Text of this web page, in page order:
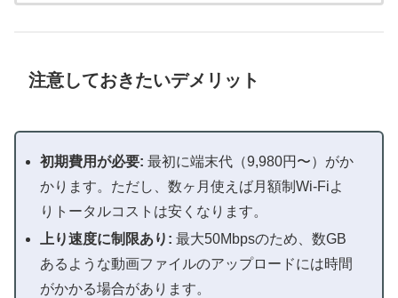
注意しておきたいデメリット
初期費用が必要: 最初に端末代（9,980円〜）がか
かります。ただし、数ヶ月使えば月額制Wi-Fiよ
りトータルコストは安くなります。
上り速度に制限あり: 最大50Mbpsのため、数GB
あるような動画ファイルのアップロードには時間
がかかる場合があります。